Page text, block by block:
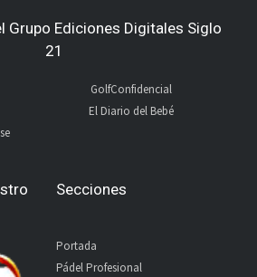
Grupo Ediciones Digitales Siglo
21
GolfConfidencial
El Diario del Bebé
Secciones
Portada
Pádel Profesional